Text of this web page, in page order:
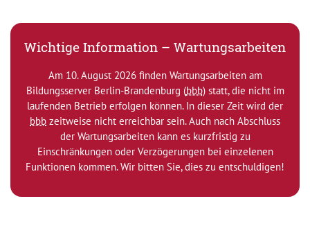
Wichtige Information – Wartungsarbeiten
Am 10. August 2026 finden Wartungsarbeiten am
Bildungsserver Berlin-Brandenburg (bbb) statt, die nicht im
laufenden Betrieb erfolgen können. In dieser Zeit wird der
bbb zeitweise nicht erreichbar sein. Auch nach Abschluss
der Wartungsarbeiten kann es kurzfristig zu
Einschränkungen oder Verzögerungen bei einzelenen
Funktionen kommen. Wir bitten Sie, dies zu entschuldigen!